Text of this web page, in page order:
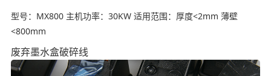
型号：MX800 主机功率：30KW 适用范围：厚度<2mm 薄壁
<800mm
废弃墨水盒破碎线